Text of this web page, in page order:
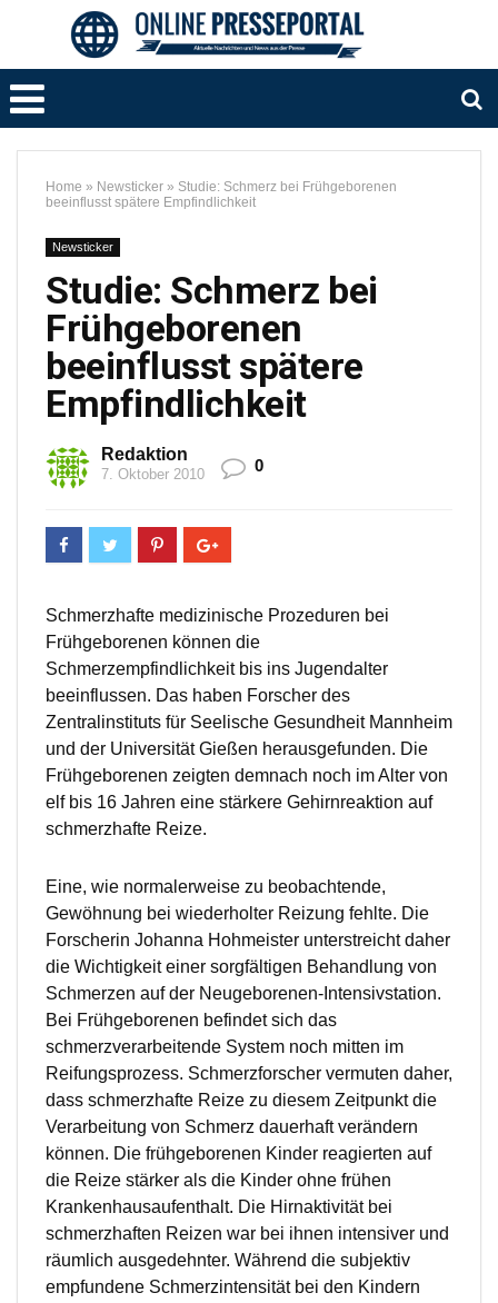
Home » Newsticker » Studie: Schmerz bei Frühgeborenen
beeinflusst spätere Empfindlichkeit
Newsticker
Studie: Schmerz bei
Frühgeborenen
beeinflusst spätere
Empfindlichkeit
Redaktion
7. Oktober 2010 0
Schmerzhafte medizinische Prozeduren bei
Frühgeborenen können die
Schmerzempfindlichkeit bis ins Jugendalter
beeinflussen. Das haben Forscher des
Zentralinstituts für Seelische Gesundheit Mannheim
und der Universität Gießen herausgefunden. Die
Frühgeborenen zeigten demnach noch im Alter von
elf bis 16 Jahren eine stärkere Gehirnreaktion auf
schmerzhafte Reize.
Eine, wie normalerweise zu beobachtende,
Gewöhnung bei wiederholter Reizung fehlte. Die
Forscherin Johanna Hohmeister unterstreicht daher
die Wichtigkeit einer sorgfältigen Behandlung von
Schmerzen auf der Neugeborenen-Intensivstation.
Bei Frühgeborenen befindet sich das
schmerzverarbeitende System noch mitten im
Reifungsprozess. Schmerzforscher vermuten daher,
dass schmerzhafte Reize zu diesem Zeitpunkt die
Verarbeitung von Schmerz dauerhaft verändern
können. Die frühgeborenen Kinder reagierten auf
die Reize stärker als die Kinder ohne frühen
Krankenhausaufenthalt. Die Hirnaktivität bei
schmerzhaften Reizen war bei ihnen intensiver und
räumlich ausgedehnter. Während die subjektiv
empfundene Schmerzintensität bei den Kindern